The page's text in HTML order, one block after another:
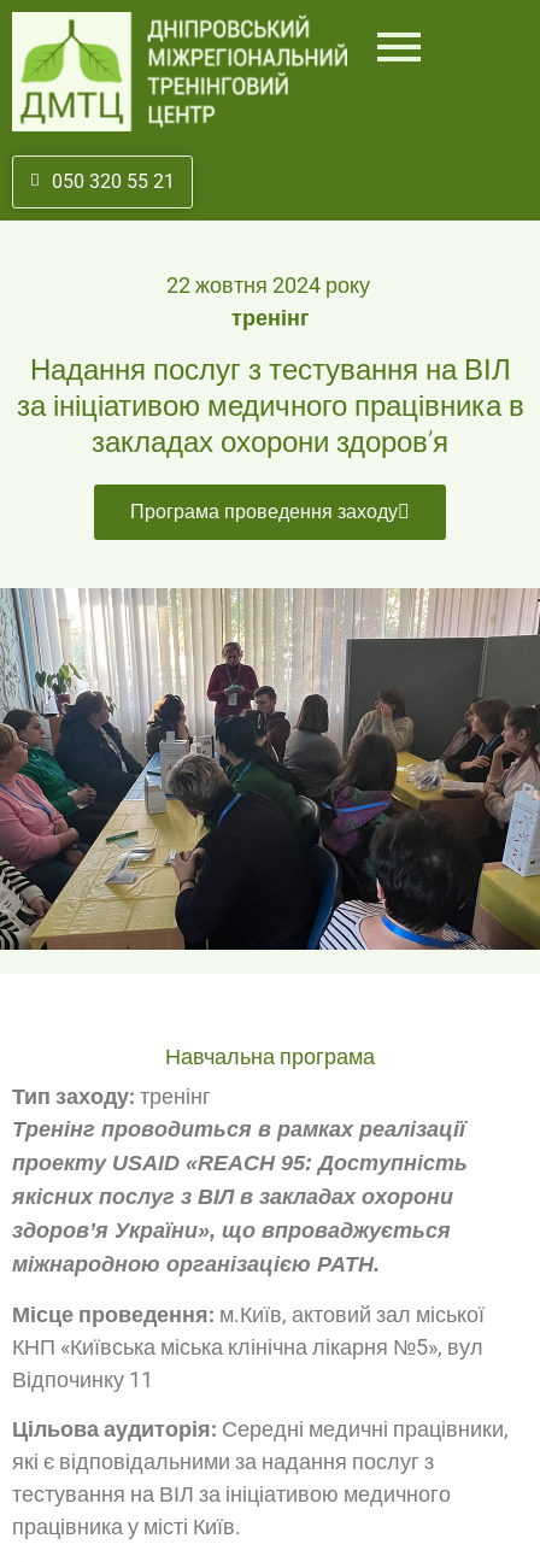
050 320 55 21
22 жовтня 2024 року
тренінг
Надання послуг з тестування на ВІЛ
за ініціативою медичного працівника в
закладах охорони здоров’я
Програма проведення заходу
Навчальна програма
Тип заходу: тренінг
Тренінг проводиться в рамках реалізації
проекту USAID «REACH 95: Доступність
якісних послуг з ВІЛ в закладах охорони
здоров’я України», що впроваджується
міжнародною організацією PATH.
Місце проведення: м.Київ, актовий зал міської
КНП «Київська міська клінічна лікарня №5», вул
Відпочинку 11
Цільова аудиторія: Середні медичні працівники,
які є відповідальними за надання послуг з
тестування на ВІЛ за ініціативою медичного
працівника у місті Київ.